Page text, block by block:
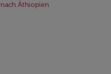
Äthiopien